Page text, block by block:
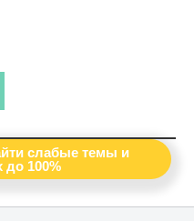
слабые темы и
до 100%